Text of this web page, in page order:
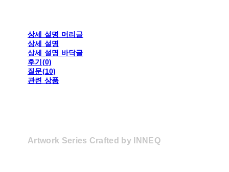
상세 설명 머리글
상세 설명
상세 설명 바닥글
후기(0)
질문(10)
관련 상품
Artwork Series Crafted by INNEQ